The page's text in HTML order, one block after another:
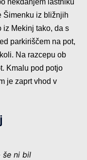
nekdanjem lastniku
Šimenku iz bližnjih
iz Mekinj tako, da s
parkiriščem na pot,
Na razcepu ob
Kmalu pod potjo
je zaprt vhod v
še ni bil